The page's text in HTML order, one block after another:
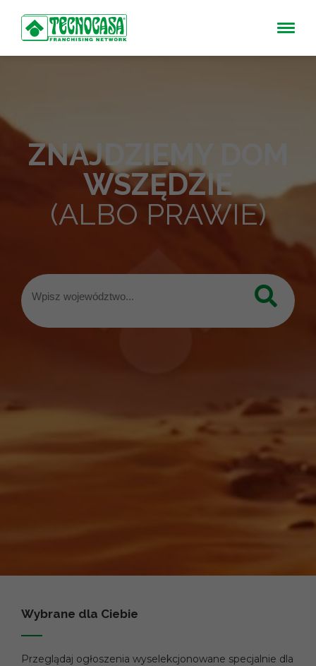
ZNAJDZIEMY DOM
WSZĘDZIE
(ALBO PRAWIE)
Wybrane dla Ciebie
Przeglądaj ogłoszenia wyselekcjonowane specjalnie dla